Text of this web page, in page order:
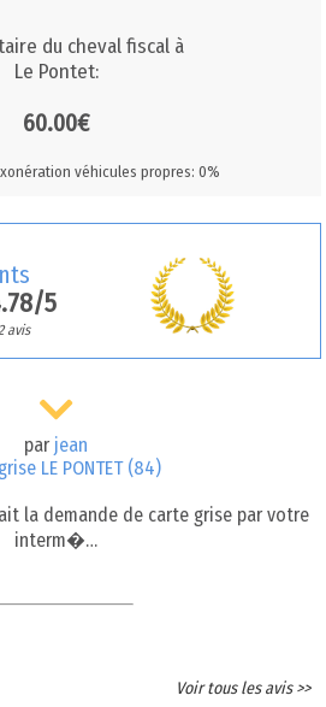
du cheval fiscal à
Le Pontet:
60.00€
véhicules propres: 0%
5
avis
par jean
LE PONTET (84)
la demande de carte grise par votre
interm�…
Voir tous les avis >>